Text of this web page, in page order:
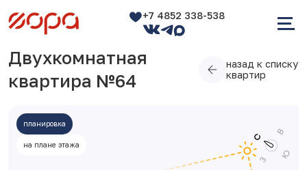
+7 4852 338-538
Двухкомнатная
квартира №64
назад к списку
квартир
планировка
на плане этажа